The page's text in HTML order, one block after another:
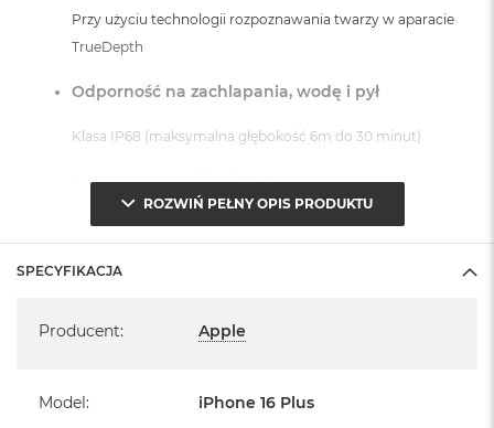
Przy użyciu technologii rozpoznawania twarzy w aparacie
TrueDepth
Odporność na zachlapania, wodę i pył
Klasa IP68 (maksymalna głębokość 6m do 30 minut)
System operacyjny iOS 18
- lub nowszy, z darmową aktualizacją.
iPhone jest nowy
ROZWIŃ PEŁNY OPIS PRODUKTU
SPECYFIKACJA
Producent: Apple
Model : iPhone 16 Plus